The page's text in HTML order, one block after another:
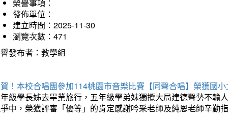
榮譽事項：
發佈單位：
建立時間：2025-11-30
瀏覽次數：471
發布者：教學組
！本校合唱團參加114桃園市音樂比賽【同聲合唱】榮獲國
級學長姊去畢業旅行，五年級學弟妹獨攬大局建德聲勢不輸
中，榮獲評審「優等」的肯定感謝吟采老師及純恩老師辛勤